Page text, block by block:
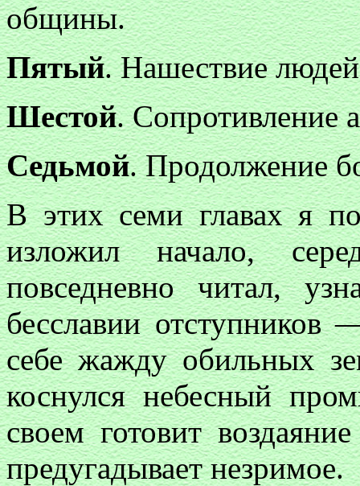
общины.
Пятый. Нашествие
Шестой. Сопротивление
Седьмой. Продолжение
В этих семи главах я
изложил начало,
повседневно читал,
бесславии
себе жажду обильных
коснулся небесный
своем готовит
предугадывает незримое.